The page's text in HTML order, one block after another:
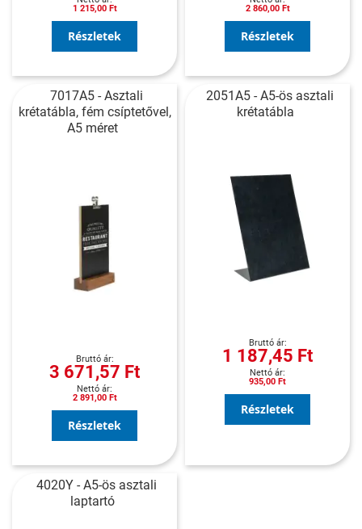
1 215,00 Ft
Részletek
2 860,00 Ft
Részletek
7017A5 - Asztali
krétatábla, fém csíptetővel,
A5 méret
3 671,57 Ft
2 891,00 Ft
Részletek
2051A5 - A5-ös asztali
krétatábla
1 187,45 Ft
935,00 Ft
Részletek
4020Y - A5-ös asztali
laptartó